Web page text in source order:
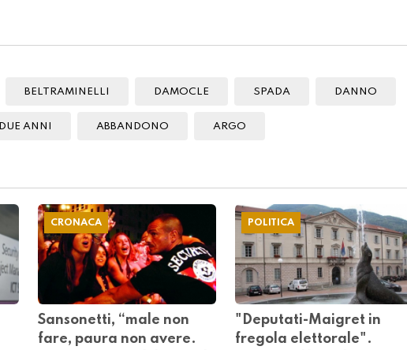
BELTRAMINELLI DAMOCLE SPADA DANNO
DUE ANNI ABBANDONO ARGO
CRONACA
Sansonetti, “male non
fare, paura non avere.
POLITICA
"Deputati-Maigret in
fregola elettorale".